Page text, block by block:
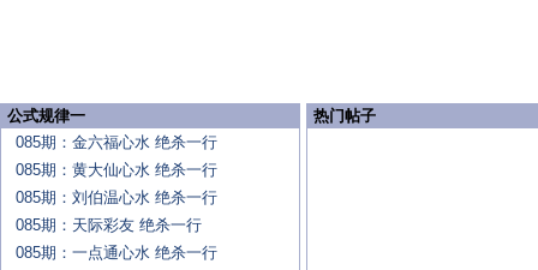
公式规律一
085期：金六福心水 绝杀一行
085期：黄大仙心水 绝杀一行
085期：刘伯温心水 绝杀一行
085期：天际彩友 绝杀一行
085期：一点通心水 绝杀一行
热门帖子